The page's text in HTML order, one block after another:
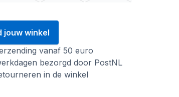
jouw winkel
vanaf 50 euro
bezorgd door PostNL
in de winkel